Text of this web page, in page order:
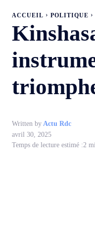
ACCUEIL POLITIQUE
Written by Actu Rdc
avril 30, 2025
Temps de lecture estimé :2